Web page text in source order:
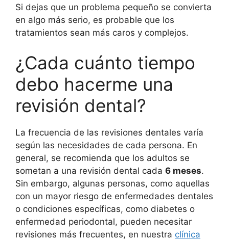
Si dejas que un problema pequeño se convierta
en algo más serio, es probable que los
tratamientos sean más caros y complejos.
¿Cada cuánto tiempo
debo hacerme una
revisión dental?
La frecuencia de las revisiones dentales varía
según las necesidades de cada persona. En
general, se recomienda que los adultos se
sometan a una revisión dental cada 6 meses.
Sin embargo, algunas personas, como aquellas
con un mayor riesgo de enfermedades dentales
o condiciones específicas, como diabetes o
enfermedad periodontal, pueden necesitar
revisiones más frecuentes, en nuestra clínica